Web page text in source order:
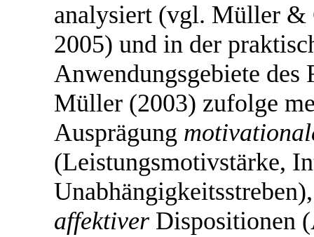
analysiert (vgl. Müller &
2005) und in der
Anwendungsgebiete
Müller (2003) zufolge
Ausprägung
(Leistungsmotivstärke,
affektiver Dispositionen